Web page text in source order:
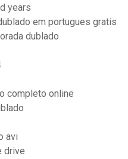
years
em portugues gratis
dublado
completo online
avi
drive